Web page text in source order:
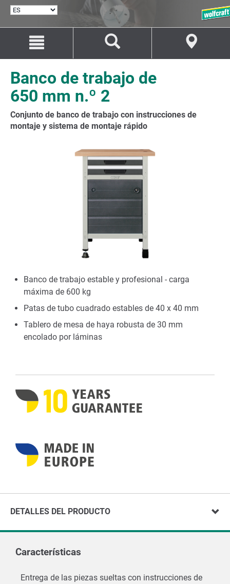
SELECCIONAR
contenido
la
navegación
Banco de trabajo de
650 mm n.º 2
Conjunto de banco de trabajo con instrucciones de
montaje y sistema de montaje rápido
Banco de trabajo estable y profesional - carga
máxima de 600 kg
Patas de tubo cuadrado estables de 40 x 40 mm
Tablero de mesa de haya robusta de 30 mm
encolado por láminas
DETALLES DEL PRODUCTO
Características
Entrega de las piezas sueltas con instrucciones de